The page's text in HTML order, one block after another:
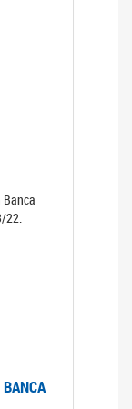
Banca
22.